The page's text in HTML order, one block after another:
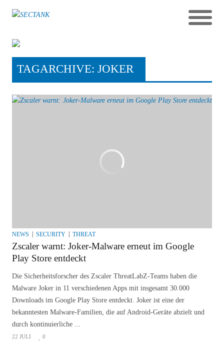
TAGARCHIVE: JOKER
NEWS SECURITY THREAT
Zscaler warnt: Joker-Malware erneut im Google
Play Store entdeckt
Die Sicherheitsforscher des Zscaler ThreatLabZ-Teams haben die
Malware Joker in 11 verschiedenen Apps mit insgesamt 30.000
Downloads im Google Play Store entdeckt. Joker ist eine der
bekanntesten Malware-Familien, die auf Android-Geräte abzielt und
durch kontinuierliche ...
22 JULI 0